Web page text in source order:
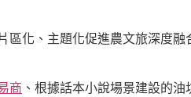
化、主題化促進農文旅深度
商 、根據話本小說場景建設的